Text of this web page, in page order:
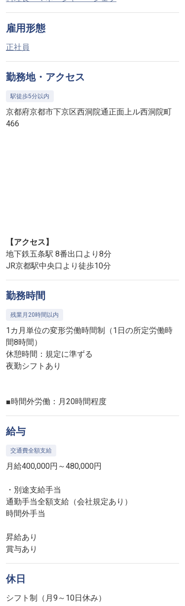
雇用形態
正社員
勤務地・アクセス
駅徒歩5分以内
京都府京都市下京区西洞院通正面上ル西洞院町
466
【アクセス】
地下鉄五条駅 8番出口より8分
JR京都駅中央口より徒歩10分
勤務時間
残業月20時間以内
1カ月単位の変形労働時間制（1日の所定労働時
間8時間）
休憩時間：規定に準ずる
夜勤シフトあり
■時間外労働：月20時間程度
給与
交通費全額支給
月給400,000円～480,000円
・別途支給手当
通勤手当全額支給（会社規定あり）
時間外手当
昇給あり
賞与あり
休日
シフト制（月9～10日休み）